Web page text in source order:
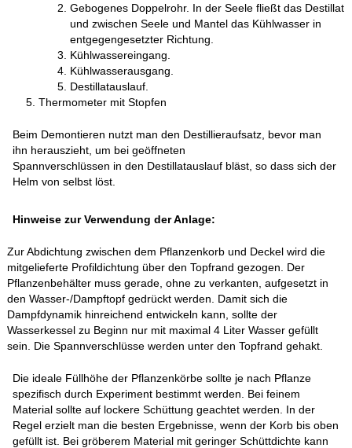
Gebogenes Doppelrohr. In der Seele fließt das Destillat
und zwischen Seele und Mantel das Kühlwasser in
entgegengesetzter Richtung.
Kühlwassereingang.
Kühlwasserausgang.
Destillatauslauf.
Thermometer mit Stopfen
Beim Demontieren nutzt man den Destillieraufsatz, bevor man
ihn herauszieht, um bei geöffneten
Spannverschlüssen in den Destillatauslauf bläst, so dass sich der
Helm von selbst löst.
Hinweise zur Verwendung der Anlage:
Zur Abdichtung zwischen dem Pflanzenkorb und Deckel wird die
mitgelieferte Profildichtung über den Topfrand gezogen. Der
Pflanzenbehälter muss gerade, ohne zu verkanten, aufgesetzt in
den Wasser-/Dampftopf gedrückt werden. Damit sich die
Dampfdynamik hinreichend entwickeln kann, sollte der
Wasserkessel zu Beginn nur mit maximal 4 Liter Wasser gefüllt
sein. Die Spannverschlüsse werden unter den Topfrand gehakt.
Die ideale Füllhöhe der Pflanzenkörbe sollte je nach Pflanze
spezifisch durch Experiment bestimmt werden. Bei feinem
Material sollte auf lockere Schüttung geachtet werden. In der
Regel erzielt man die besten Ergebnisse, wenn der Korb bis oben
gefüllt ist. Bei gröberem Material mit geringer Schüttdichte kann